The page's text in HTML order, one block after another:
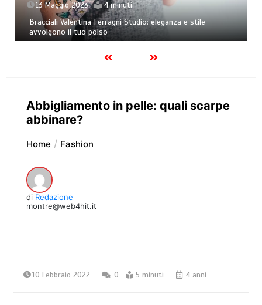
13 Maggio 2023 4 minuti
Bracciali Valentina Ferragni Studio: eleganza e stile
avvolgono il tuo polso
Abbigliamento in pelle: quali scarpe
abbinare?
Home Fashion
di Redazione
montre@web4hit.it
10 Febbraio 2022 0 5 minuti 4 anni